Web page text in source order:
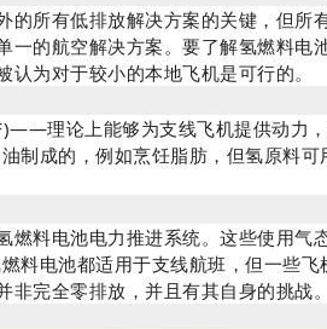
的所有低排放解决方案的关键，但
一的航空解决方案。要了解氢燃料
为对于较小的本地飞机是可行的。
理论上能够为支线飞机提供动力
制成的，例如烹饪脂肪，但氢原料
燃料电池电力推进系统。这些使用
料电池都适用于支线航班，但一
完全零排放，并且有其自身的挑战。